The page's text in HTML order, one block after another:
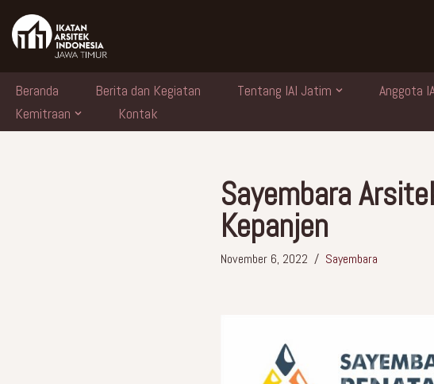
Skip
Beranda Berita dan Kegiatan Tentang IAI Jatim Anggota
Kemitraan
Kontak
Sayembara
Kepanjen
November 6, 2022 Sayembara